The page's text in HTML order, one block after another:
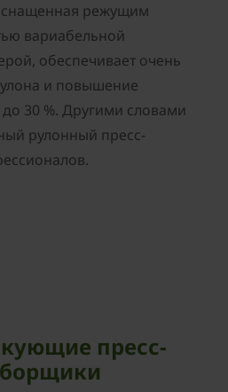
режущим
вариабельной
обеспечивает очень
и повышение
30 %. Другими словами
рулонный пресс-
пресс-